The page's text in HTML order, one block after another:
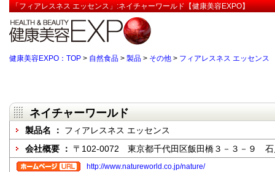
「フィアレスネス エッセンス」:ネイチャーワールド【健康美容EXPO】
健康美容EXPO：TOP > 自然食品 > 製品 > その他 > フィアレスネス エッセンス
ネイチャーワールド
製品名 ： フィアレスネス エッセンス
会社概要 ： 〒102-0072 東京都千代田区飯田橋３－３－９ 石
http://www.natureworld.co.jp/nature/